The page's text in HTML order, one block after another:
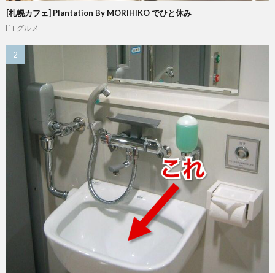
[札幌カフェ] Plantation By MORIHIKO でひと休み
グルメ